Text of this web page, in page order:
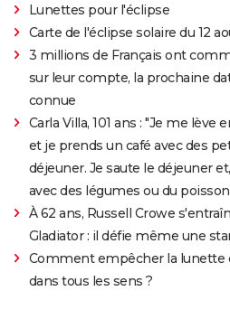
Lunettes pour l'éclipse
Carte de l'éclipse solaire du 12
3 millions de Français ont
sur leur compte, la prochaine
connue
Carla Villa, 101 ans : "Je me
et je prends un café avec des
déjeuner. Je saute le déjeuner
avec des légumes ou du
À 62 ans, Russell Crowe
Gladiator : il défie même une
Comment empêcher la lunette
dans tous les sens ?